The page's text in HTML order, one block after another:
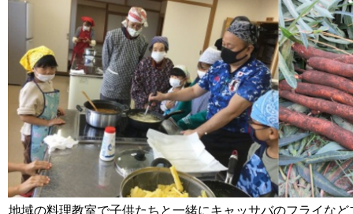
地域の料理教室で子供たちと一緒にキャッサバのフライなど